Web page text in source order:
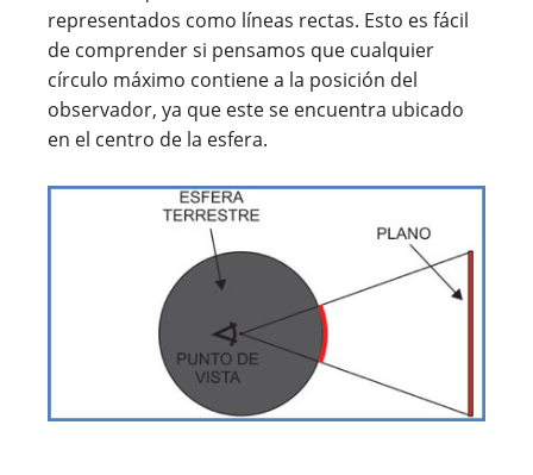
representados como líneas rectas. Esto es fácil
de comprender si pensamos que cualquier
círculo máximo contiene a la posición del
observador, ya que este se encuentra ubicado
en el centro de la esfera.